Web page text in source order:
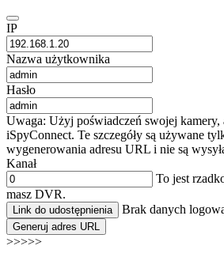
IP
Nazwa użytkownika
Hasło
Uwaga: Użyj poświadczeń swojej kamery,
iSpyConnect. Te szczegóły są używane
wygenerowania adresu URL i nie są
Kanał
To jest
masz DVR.
Link do udostępnienia Brak danych
Generuj adres URL
>>>>>